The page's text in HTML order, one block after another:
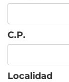
C.P.
Localidad